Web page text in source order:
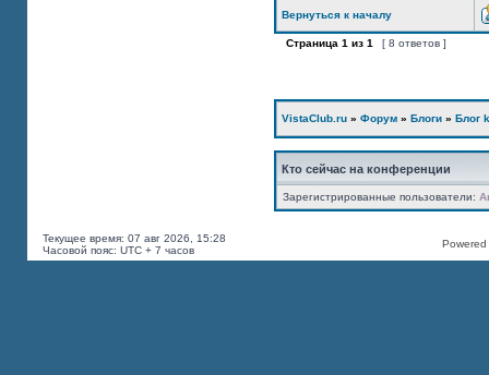
Вернуться к началу
Страница 1 из 1 [ 8 ответов ]
VistaClub.ru » Форум » Блоги » Блог
Кто сейчас на конференции
Зарегистрированные пользователи:
Текущее время: 07 авг 2026, 15:28
Часовой пояс: UTC + 7 часов